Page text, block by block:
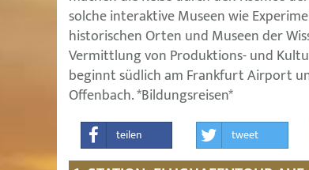
solche interaktive Museen wie
historischen Orten und Museen der
Vermittlung von Produktions- und
beginnt südlich am Frankfurt Airport
Offenbach. *Bildungsreisen*
teilen tweet